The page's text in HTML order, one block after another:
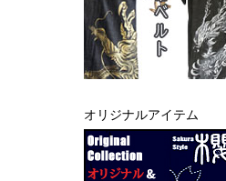
オリジナルアイテム